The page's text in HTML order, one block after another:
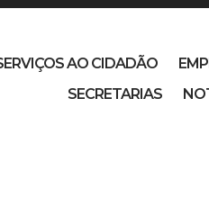
AO CIDADÃO
SECRETARIAS